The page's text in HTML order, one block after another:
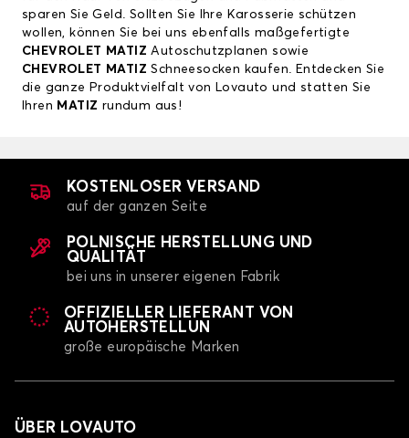
sparen Sie Geld. Sollten Sie Ihre Karosserie schützen
wollen, können Sie bei uns ebenfalls maßgefertigte
CHEVROLET MATIZ Autoschutzplanen sowie
CHEVROLET MATIZSchneesocken kaufen. Entdecken Sie
die ganze Produktvielfalt von Lovauto und statten Sie
Ihren MATIZ rundum aus!
KOSTENLOSER VERSAND
auf der ganzen Seite
POLNISCHE HERSTELLUNG UND
QUALITÄT
bei uns in unserer eigenen Fabrik
OFFIZIELLER LIEFERANT VON
AUTOHERSTELLUN
große europäische Marken
ÜBER LOVAUTO